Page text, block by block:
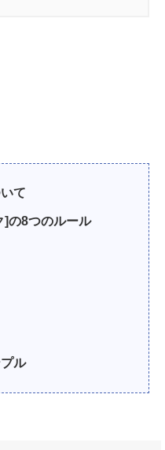
て
]の8つのルール
ル